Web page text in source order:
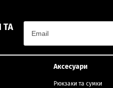
ТА
Аксесуари
Рюкзаки та сумки